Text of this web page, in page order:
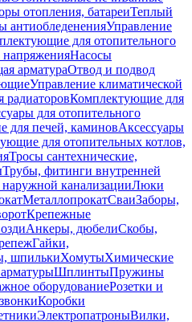
отопления, батареиТеплый
антиобледененияУправление
для отопительного
напряженияНасосы
арматураОтвод и подвод
Управление климатической
Комплектующие для
для отопительного
для печей, каминовАксессуары
для отопительных котлов,
Тросы сантехнические,
Трубы, фитинги внутренней
канализацииЛюки
МеталлопрокатСваиЗаборы,
Крепежные
Анкеры, дюбелиСкобы,
Гайки,
шпилькиХомутыХимические
ШплинтыПружины
оборудованиеРозетки и
Коробки
ЭлектропатроныВилки,